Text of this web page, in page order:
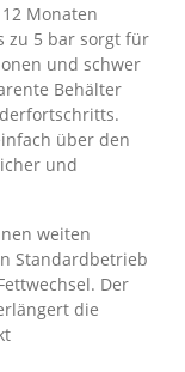
Monaten
zu 5 bar sorgt für
und schwer
Behälter
über den
und
weiten
Standardbetrieb
Der
die